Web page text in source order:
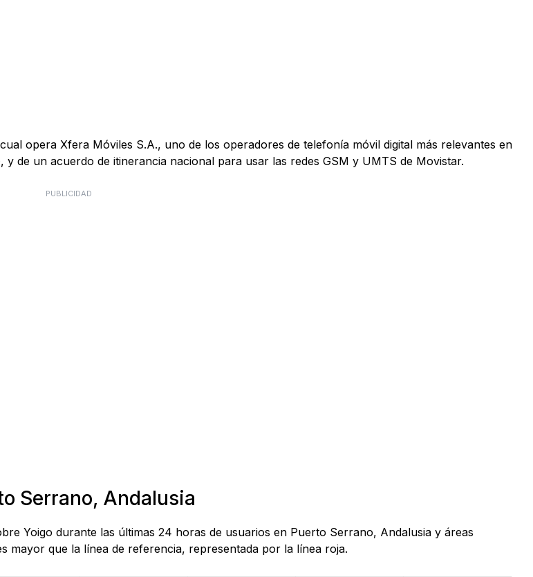
opera Xfera Móviles S.A., uno de los operadores de telefonía móvil digital más relevantes en
de un acuerdo de itinerancia nacional para usar las redes GSM y UMTS de Movistar.
PUBLICIDAD
Serrano, Andalusia
Yoigo durante las últimas 24 horas de usuarios en Puerto Serrano, Andalusia y áreas
mayor que la línea de referencia, representada por la línea roja.